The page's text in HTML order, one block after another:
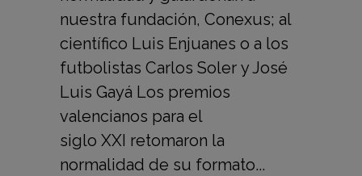
nuestra fundación, Conexus; al
científico Luis Enjuanes o a los
futbolistas Carlos Soler y José
Luis Gayá Los premios
valencianos para el
siglo XXI retomaron la
normalidad de su formato...